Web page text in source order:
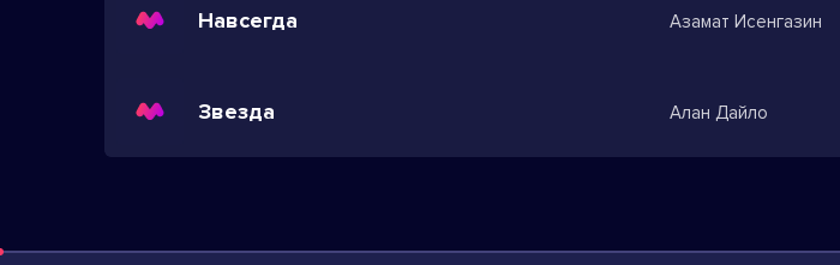
Навсегда Азамат Исенгазин
Звезда Алан Дайло